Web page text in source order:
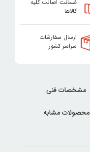
ضمانت اصالت کلیه
کالاها
ارسال سفارشات
سراسر کشور
مشخصات فنی
محصولات مشابه